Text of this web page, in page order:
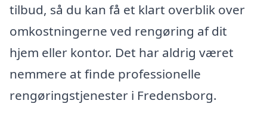
tilbud, så du kan få et klart overblik over
omkostningerne ved rengøring af dit
hjem eller kontor. Det har aldrig været
nemmere at finde professionelle
rengøringstjenester i Fredensborg.